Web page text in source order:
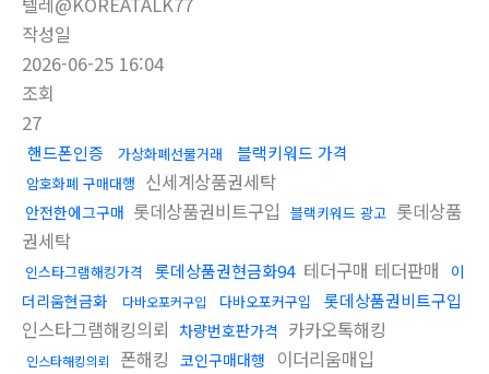
작성일
2026-06-25 16:04
조회
27
핸드폰인증 가상화폐선물거래 블랙키워드 가격
암호화폐 구매대행 신세계상품권세탁
안전한에그구매 롯데상품권비트구입 블랙키워드 광고 롯데상품
권세탁
인스타그램해킹가격 롯데상품권현금화94 테더구매 테더판매
이
더리움현금화
다바오포커구입 다바오포커구입 롯데상품권비트구입
인스타그램해킹의뢰 차량번호판가격 카카오톡해킹
인스타해킹의뢰 폰해킹 코인구매대행
이더리움매입